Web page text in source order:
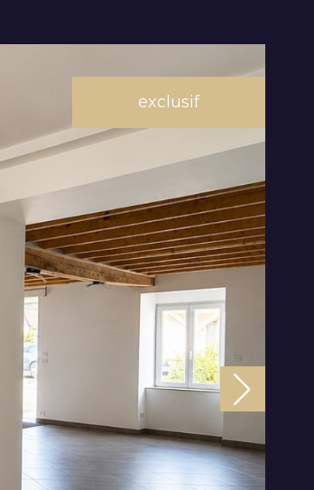
les
exclusif